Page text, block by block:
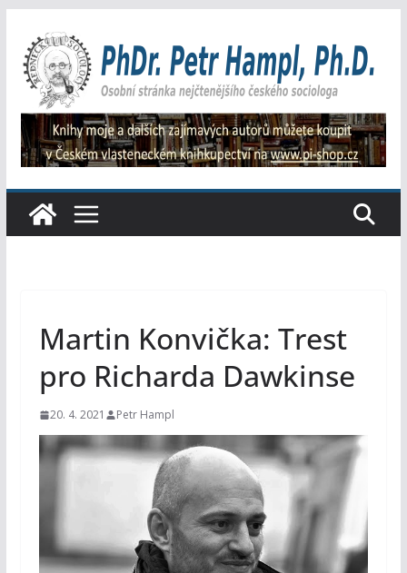
obsah
Martin Konvička: Trest
pro Richarda Dawkinse
20. 4. 2021 Petr Hampl